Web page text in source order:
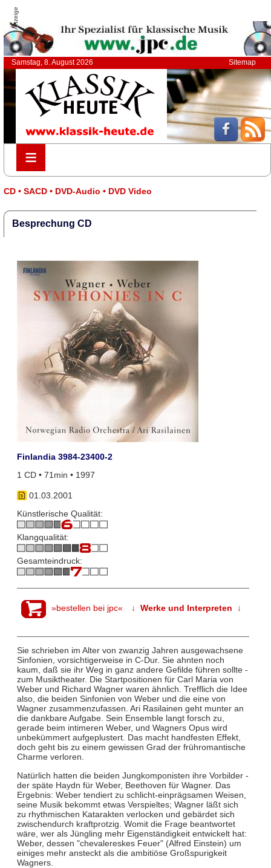
Anzeige
Samstag, 8. August 2026 Sitemap
≡
≡
CD • SACD • DVD-Audio • DVD Video
Besprechung CD
Finlandia 3984-23400-2
1 CD • 71min • 1997
01.03.2001
Künstlerische Qualität:
Klangqualität:
Gesamteindruck:
»bestellen bei jpc« ↓ Werke und Interpreten ↓
Sie schrieben im Alter von zwanzig Jahren ausgewachsene
Sinfonien, vorsichtigerweise in C-Dur. Sie ahnten noch
kaum, daß sie ihr Weg in ganz andere Gefilde führen sollte -
zum Musiktheater. Die Startpositionen für Carl Maria von
Weber und Richard Wagner waren ähnlich. Trefflich die Idee
also, die beiden Sinfonien von Weber und die eine von
Wagner zusammenzufassen. Ari Rasilainen geht munter an
die dankbare Aufgabe. Sein Ensemble langt forsch zu,
gerade beim intimeren Weber, und Wagners Opus wird
unbekümmert aufgeplustert. Das macht handfesten Effekt,
doch geht bis zu einem gewissen Grad der frühromantische
Charme verloren.
Natürlich hatten die beiden Jungkomponisten ihre Vorbilder -
der späte Haydn für Weber, Beethoven für Wagner. Das
Ergebnis: Weber tendiert zu schlicht-einprägsamen Weisen,
seine Musik bekommt etwas Verspieltes; Wagner läßt sich
zu rhythmischen Katarakten verlocken und gebärdet sich
zwischendurch kraftprotzig. Womit die Frage beantwortet
wäre, wer als Jüngling mehr Eigenständigkeit entwickelt hat:
Weber, dessen "chevalereskes Feuer" (Alfred Einstein) um
einiges mehr ansteckt als die ambitiöse Großspurigkeit
Wagners.